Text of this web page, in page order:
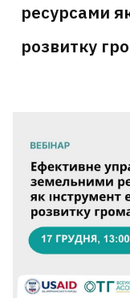
ресурсами
розвитку